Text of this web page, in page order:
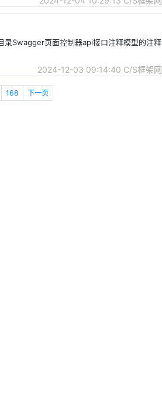
录Swagger页面控制器api接口注释模型的注释
2024-12-03 09:14:40 C/S框架网
168 下一页